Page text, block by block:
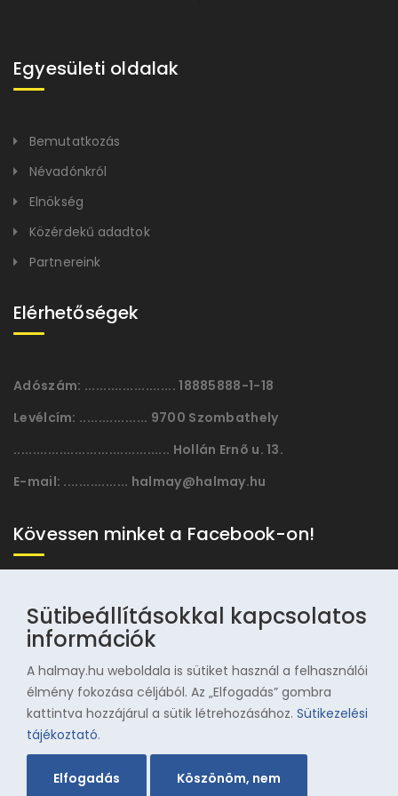
Egyesületi oldalak
Bemutatkozás
Névadónkról
Elnökség
Közérdekű adadtok
Partnereink
Elérhetőségek
Adószám: ........................ 18885888-1-18
Levélcím: .................. 9700 Szombathely
......................................... Hollán Ernõ u. 13.
E-mail: ................. halmay@halmay.hu
Kövessen minket a Facebook-on!
© 1996-2025 Halmay Zoltán Olimpiai Hagyományörző
Sütibeállításokkal kapcsolatos
információk
A halmay.hu weboldala is sütiket használ a felhasználói
élmény fokozása céljából. Az „Elfogadás” gombra
kattintva hozzájárul a sütik létrehozásához.Sütikezelési
tájékoztató.
Elfogadás Köszönöm, nem